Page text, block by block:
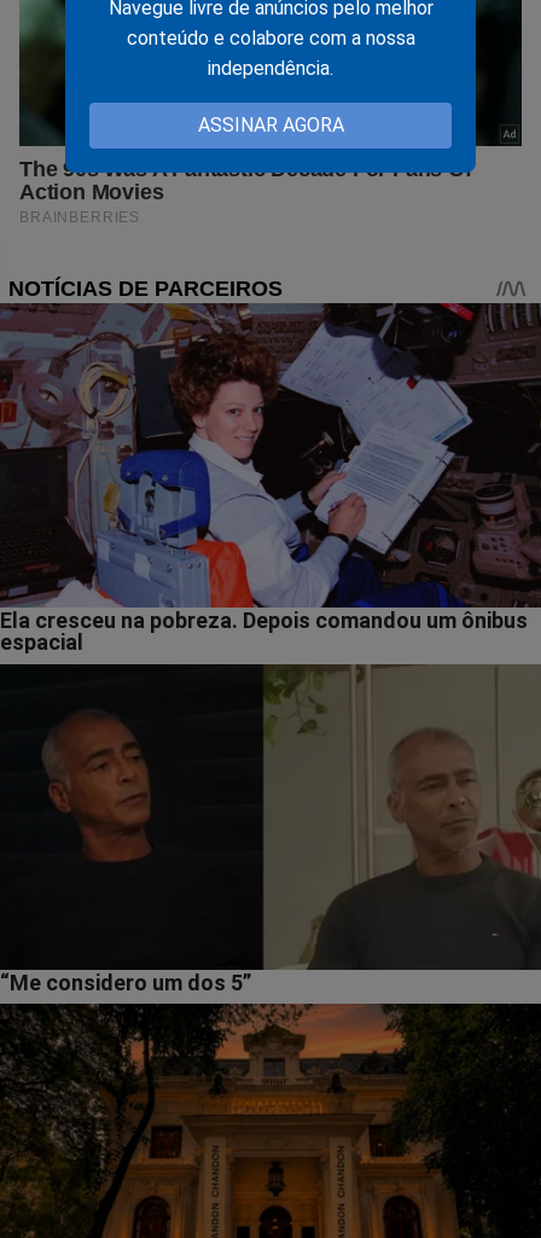
Navegue livre de anúncios pelo melhor
conteúdo e colabore com a nossa
independência.
ASSINAR AGORA